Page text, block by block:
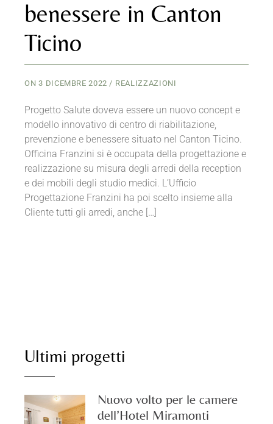
benessere in Canton
Ticino
ON3 DICEMBRE 2022 REALIZZAZIONI
Progetto Salute doveva essere un nuovo concept e
modello innovativo di centro di riabilitazione,
prevenzione e benessere situato nel Canton Ticino.
Officina Franzini si è occupata della progettazione e
realizzazione su misura degli arredi della reception
e dei mobili degli studio medici. L’Ufficio
Progettazione Franzini ha poi scelto insieme alla
Cliente tutti gli arredi, anche […]
Ultimi progetti
Nuovo volto per le camere
dell’Hotel Miramonti